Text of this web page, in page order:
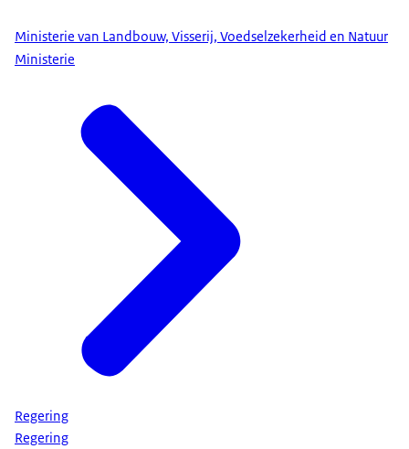
Ministerie van Landbouw, Visserij, Voedselzekerheid en Natuur
Ministerie
Regering
Regering